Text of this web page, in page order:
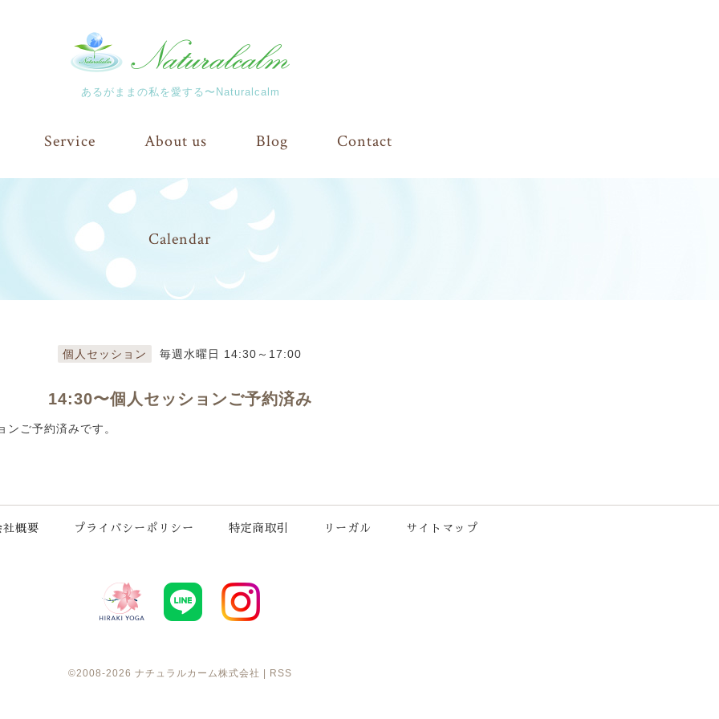
あるがままの私を愛する〜Naturalcalm
Service About us Blog Contact
Calendar
個人セッション 毎週水曜日 14:30～17:00
14:30〜個人セッションご予約済み
ご予約済みです。
社概要 プライバシーポリシー 特定商取引 リーガル サイトマップ
©2008-2026 ナチュラルカーム株式会社 | RSS